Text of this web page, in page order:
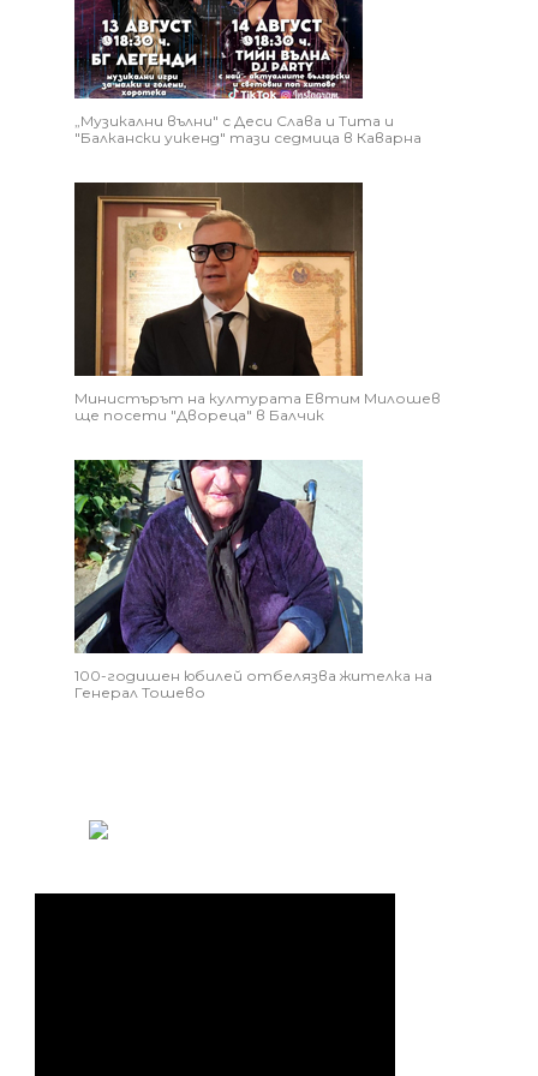
„Музикални вълни" с Деси Слава и Тита и
"Балкански уикенд" тази седмица в Каварна
Министърът на културата Евтим Милошев
ще посети "Двореца" в Балчик
100-годишен юбилей отбелязва жителка на
Генерал Тошево